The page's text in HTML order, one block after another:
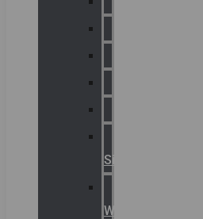
Signaling
Warning